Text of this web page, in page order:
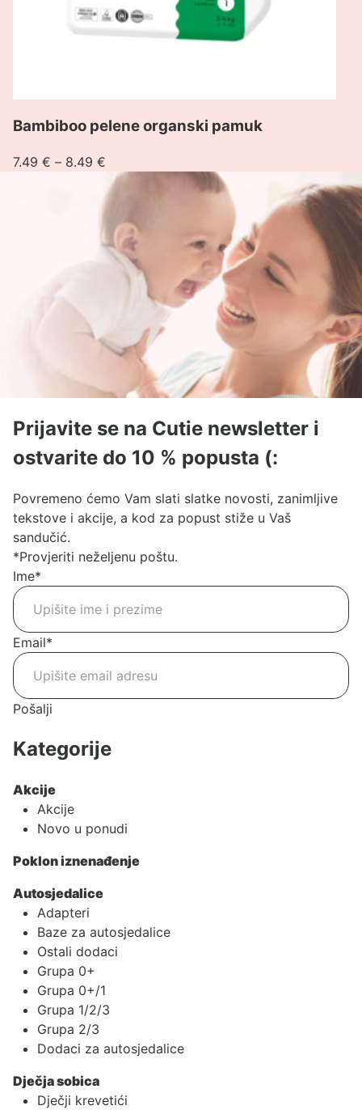
Bambiboo pelene organski pamuk
7.49 € – 8.49 €
cijena:
od
7.49 €
do
8.49 €
Prijavite se na Cutie newsletter i
ostvarite do 10 % popusta (:
Povremeno ćemo Vam slati slatke novosti, zanimljive
tekstove i akcije, a kod za popust stiže u Vaš
sandučić.
*Provjeriti neželjenu poštu.
Ime*
Email*
Pošalji
Kategorije
Akcije
Akcije
Novo u ponudi
Poklon iznenađenje
Autosjedalice
Adapteri
Baze za autosjedalice
Ostali dodaci
Grupa 0+
Grupa 0+/1
Grupa 1/2/3
Grupa 2/3
Dodaci za autosjedalice
Dječja sobica
Dječji krevetići